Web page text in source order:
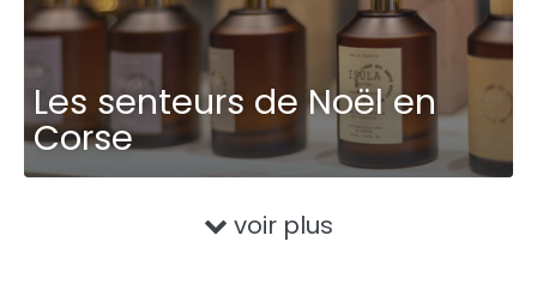
Les senteurs de Noël en
Corse
voir plus